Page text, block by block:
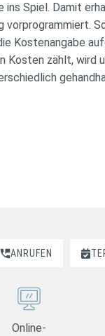
Spiel. Damit
Kostenangabe
Kosten zählt,
ANRUFEN
Online-